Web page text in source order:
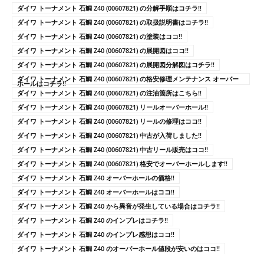
ダイワ トーナメント 石鯛 Z40 (00607821) の分解手順はコチラ!!
ダイワ トーナメント 石鯛 Z40 (00607821) の取扱説明書はコチラ!!
ダイワ トーナメント 石鯛 Z40 (00607821) の塗装はココ!!
ダイワ トーナメント 石鯛 Z40 (00607821) の展開図はココ!!
ダイワ トーナメント 石鯛 Z40 (00607821) の展開図分解図はコチラ!!
ダイワ トーナメント 石鯛 Z40 (00607821) の格安修理メンテナンス オーバー
ホールはコチラ!!
ダイワ トーナメント 石鯛 Z40 (00607821) の注油箇所はこちら!!
ダイワ トーナメント 石鯛 Z40 (00607821) リールオーバーホール!!
ダイワ トーナメント 石鯛 Z40 (00607821) リールの修理はココ!!
ダイワ トーナメント 石鯛 Z40 (00607821) 中古が入荷しました!!
ダイワ トーナメント 石鯛 Z40 (00607821) 中古リール販売はココ!!
ダイワ トーナメント 石鯛 Z40 (00607821) 格安でオーバーホールします!!
ダイワ トーナメント 石鯛 Z40 オーバーホールの価格!!
ダイワ トーナメント 石鯛 Z40 オーバーホールはココ!!
ダイワ トーナメント 石鯛 Z40 から異音が発生している場合はコチラ!!
ダイワ トーナメント 石鯛 Z40 のインプレはコチラ!!
ダイワ トーナメント 石鯛 Z40 のインプレ感想はココ!!
ダイワ トーナメント 石鯛 Z40 のオーバーホール値段が安いのはココ!!